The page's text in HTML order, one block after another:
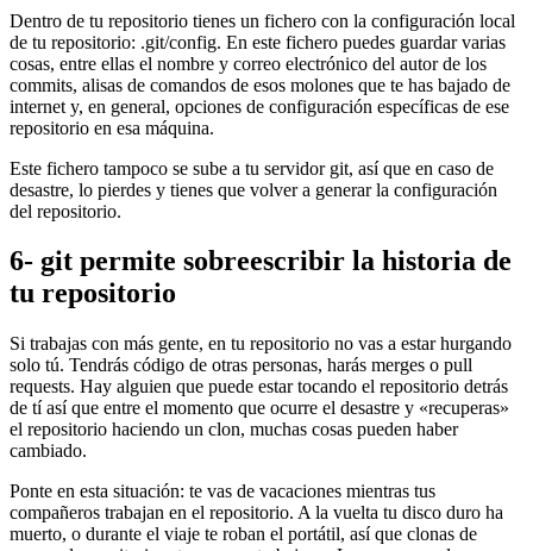
Dentro de tu repositorio tienes un fichero con la configuración local
de tu repositorio: .git/config. En este fichero puedes guardar varias
cosas, entre ellas el nombre y correo electrónico del autor de los
commits, alisas de comandos de esos molones que te has bajado de
internet y, en general, opciones de configuración específicas de ese
repositorio en esa máquina.
Este fichero tampoco se sube a tu servidor git, así que en caso de
desastre, lo pierdes y tienes que volver a generar la configuración
del repositorio.
6- git permite sobreescribir la historia de
tu repositorio
Si trabajas con más gente, en tu repositorio no vas a estar hurgando
solo tú. Tendrás código de otras personas, harás merges o pull
requests. Hay alguien que puede estar tocando el repositorio detrás
de tí así que entre el momento que ocurre el desastre y «recuperas»
el repositorio haciendo un clon, muchas cosas pueden haber
cambiado.
Ponte en esta situación: te vas de vacaciones mientras tus
compañeros trabajan en el repositorio. A la vuelta tu disco duro ha
muerto, o durante el viaje te roban el portátil, así que clonas de